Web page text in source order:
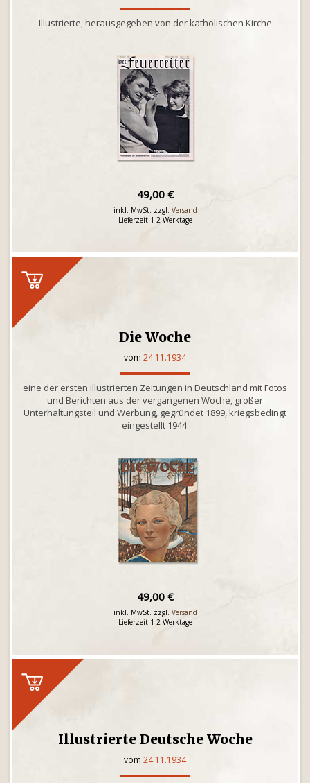
Illustrierte, herausgegeben von der katholischen Kirche
49,00 €
inkl. MwSt. zzgl. Versand
Lieferzeit 1-2 Werktage
Die Woche
vom 24.11.1934
eine der ersten illustrierten Zeitungen in Deutschland mit Fotos
und Berichten aus der vergangenen Woche, großer
Unterhaltungsteil und Werbung, gegründet 1899, kriegsbedingt
eingestellt 1944.
49,00 €
inkl. MwSt. zzgl. Versand
Lieferzeit 1-2 Werktage
Illustrierte Deutsche Woche
vom 24.11.1934